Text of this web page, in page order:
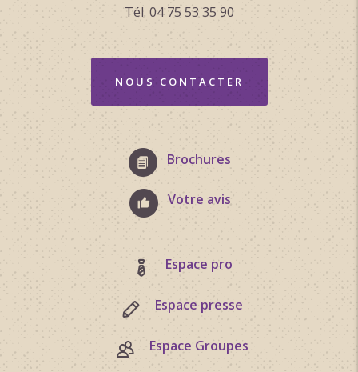
Tél. 04 75 53 35 90
NOUS CONTACTER
Brochures
Votre avis
Espace pro
Espace presse
Espace Groupes